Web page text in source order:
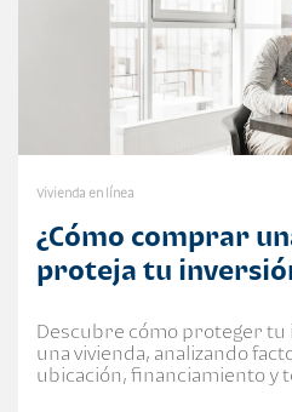
Vivienda en línea
¿Cómo comprar
proteja tu
Descubre cómo proteger
una vivienda, analizando
ubicación, financiamiento y